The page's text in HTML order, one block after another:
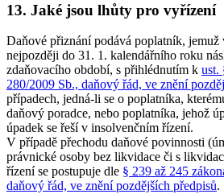
13. Jaké jsou lhůty pro vyřízení
Daňové přiznání podává poplatník, jemuž
nejpozději do 31. 1. kalendářního roku
zdaňovacího období, s přihlédnutím k ust.
280/2009 Sb., daňový řád, ve znění
případech, jedná-li se o poplatníka,
daňový poradce, nebo poplatníka, jehož
úpadek se řeší v insolvenčním řízení.
V případě přechodu daňové povinnosti
právnické osoby bez likvidace či s
řízení se postupuje dle § 239 až 245
daňový řád, ve znění pozdějších předpisů.